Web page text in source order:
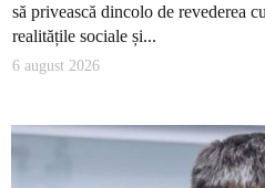
să privească dincolo de revederea
realitățile sociale și...
6 august 2026